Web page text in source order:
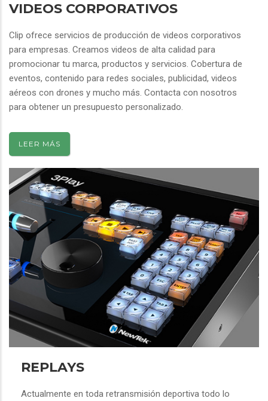
VIDEOS CORPORATIVOS
Clip ofrece servicios de producción de videos corporativos
para empresas. Creamos videos de alta calidad para
promocionar tu marca, productos y servicios. Cobertura de
eventos, contenido para redes sociales, publicidad, videos
aéreos con drones y mucho más. Contacta con nosotros
para obtener un presupuesto personalizado.
LEER MÁS
REPLAYS
Actualmente en toda retransmisión deportiva todo lo